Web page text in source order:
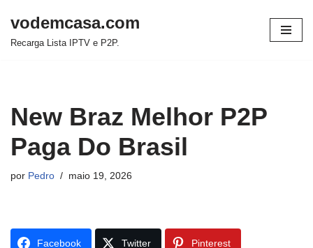
Pular
vodemcasa.com
Recarga Lista IPTV e P2P.
New Braz Melhor P2P
Paga Do Brasil
por Pedro maio 19, 2026
Facebook Twitter Pinterest